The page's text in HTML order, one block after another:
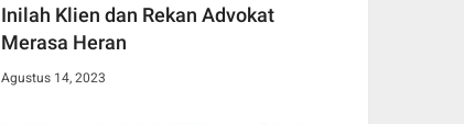
Inilah Klien dan Rekan Advokat
Merasa Heran
Agustus 14, 2023